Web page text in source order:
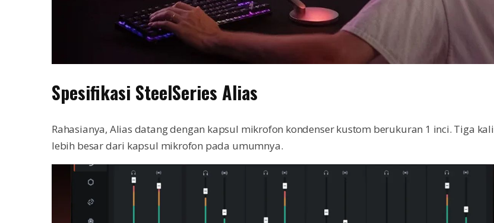
Spesifikasi SteelSeries Alias
Rahasianya, Alias datang dengan kapsul mikrofon kondenser kustom berukuran 1 inci. Tiga kali
lebih besar dari kapsul mikrofon pada umumnya.